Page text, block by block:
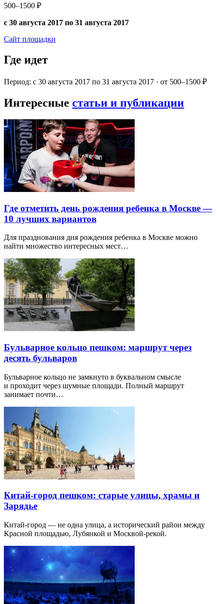
500–1500 ₽
с 30 августа 2017 по 31 августа 2017
Сайт площадки
Где идет
Период: с 30 августа 2017 по 31 августа 2017 · от 500–1500 ₽
Интересные статьи и публикации
Где отметить день рождения ребенка в Москве —
10 лучших вариантов
Для празднования дня рождения ребенка в Москве можно
найти множество интересных мест…
Бульварное кольцо пешком: маршрут через
десять бульваров
Бульварное кольцо не замкнуто в буквальном смысле
и проходит через шумные площади. Полный маршрут
занимает почти…
Китай-город пешком: старые улицы, храмы и
Зарядье
Китай-город — не одна улица, а исторический район между
Красной площадью, Лубянкой и Москвой-рекой.